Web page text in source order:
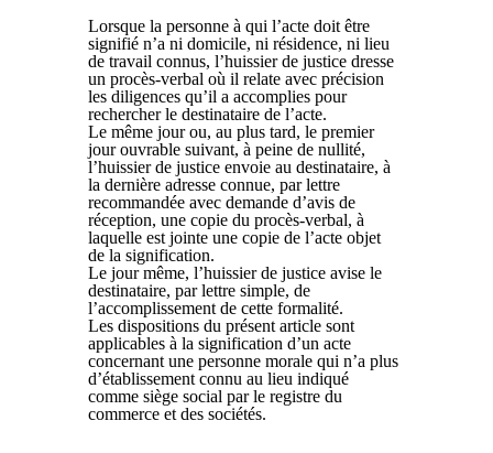
Lorsque la personne à qui l’acte doit être
signifié n’a ni domicile, ni résidence, ni lieu
de travail connus, l’huissier de justice dresse
un procès-verbal où il relate avec précision
les diligences qu’il a accomplies pour
rechercher le destinataire de l’acte.
Le même jour ou, au plus tard, le premier
jour ouvrable suivant, à peine de nullité,
l’huissier de justice envoie au destinataire, à
la dernière adresse connue, par lettre
recommandée avec demande d’avis de
réception, une copie du procès-verbal, à
laquelle est jointe une copie de l’acte objet
de la signification.
Le jour même, l’huissier de justice avise le
destinataire, par lettre simple, de
l’accomplissement de cette formalité.
Les dispositions du présent article sont
applicables à la signification d’un acte
concernant une personne morale qui n’a plus
d’établissement connu au lieu indiqué
comme siège social par le registre du
commerce et des sociétés.